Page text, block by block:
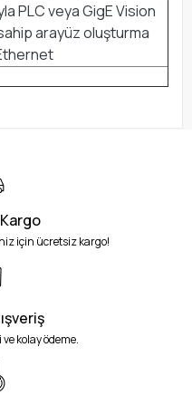
PLC veya GigE Vision
arayüz oluşturma
için ücretsiz kargo!
kolay ödeme.